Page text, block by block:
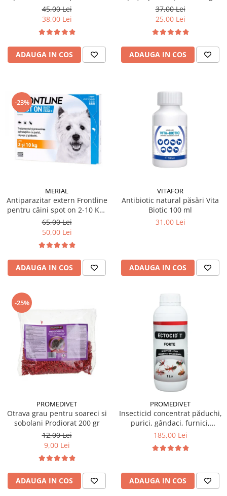
pipetă
45,00 Lei
38,00 Lei
ADAUGA IN COS
10 ml
37,00 Lei
25,00 Lei
ADAUGA IN COS
-23%
MERIAL
Antiparazitar extern Frontline
pentru câini spot on 2-10 KG,
1 pipetă
65,00 Lei
50,00 Lei
ADAUGA IN COS
VITAFOR
Antibiotic natural păsări Vita
Biotic 100 ml
31,00 Lei
ADAUGA IN COS
-25%
PROMEDIVET
Otrava grau pentru soareci si
sobolani Prodiorat 200 gr
12,00 Lei
9,00 Lei
ADAUGA IN COS
PROMEDIVET
Insecticid concentrat păduchi,
purici, gândaci, furnici,
muște, țânțari Ectocid Forte T
185,00 Lei
ADAUGA IN COS